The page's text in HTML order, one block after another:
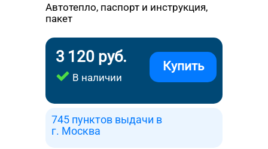
Автотепло, паспорт и инструкция,
пакет
3 120 руб.
В наличии
Купить
745 пунктов выдачи в
г. Москва